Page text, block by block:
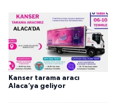
Kanser tarama aracı
Alaca’ya geliyor